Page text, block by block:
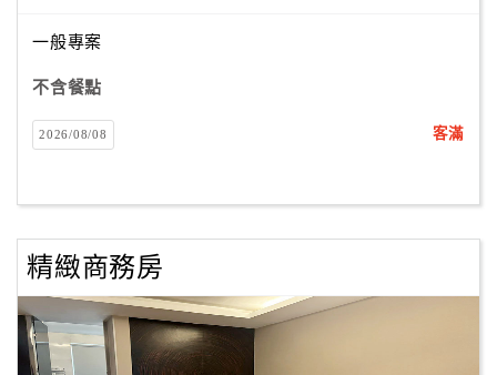
合
提
案
飯
合
作
廠
一般專案
不含餐點
2026/08/08 客滿
精緻商務房